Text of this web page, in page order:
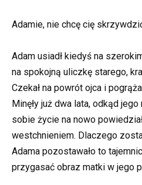
Adamie, nie chcę cię
Adam usiadł kiedyś na
na spokojną uliczkę starego,
Czekał na powrót ojca i
Minęły już dwa lata, odkąd jego
sobie życie na nowo
westchnieniem. Dlaczego
Adama pozostawało to
przygasać obraz matki w jego